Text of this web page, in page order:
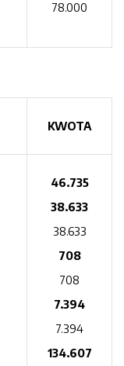
78.000
KWOTA
46.735
38.633
38.633
708
708
7.394
7.394
134.607